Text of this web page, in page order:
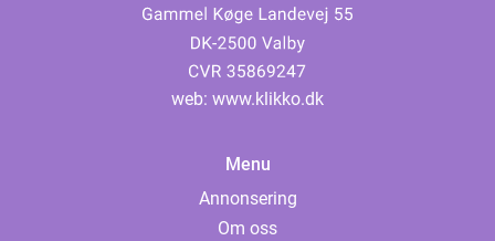
web: www.klikko.dk
Menu
Annonsering
Om oss